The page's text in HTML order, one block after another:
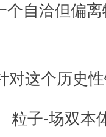
个自洽但偏
对这个历史
粒子-场双本